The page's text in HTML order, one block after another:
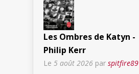
Les Ombres de Katyn -
Philip Kerr
Le 5 août 2026 par spitfire89